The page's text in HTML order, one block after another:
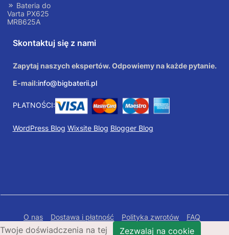
Bateria do
Varta PX625
MRB625A
Skontaktuj się z nami
Zapytaj naszych ekspertów. Odpowiemy na każde pytanie.
E-mail:info@bigbaterii.pl
PŁATNOŚCI:
WordPress Blog Wixsite Blog Blogger Blog
O nas Dostawa i płatność Polityka zwrotów
FAQ
Polityka prywatności
Mapa Strony
Twoje doświadczenia na tej Zezwalaj na cookie